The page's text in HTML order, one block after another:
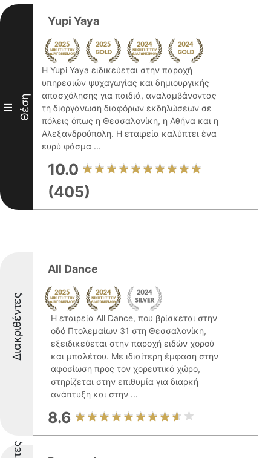
III Θέση
Yupi Yaya
Η Yupi Yaya ειδικεύεται στην παροχή
υπηρεσιών ψυχαγωγίας και δημιουργικής
απασχόλησης για παιδιά, αναλαμβάνοντας
τη διοργάνωση διαφόρων εκδηλώσεων σε
πόλεις όπως η Θεσσαλονίκη, η Αθήνα και η
Αλεξανδρούπολη. Η εταιρεία καλύπτει ένα
ευρύ φάσμα ...
10.0
(405)
Διακριθέντες
All Dance
Η εταιρεία All Dance, που βρίσκεται στην
οδό Πτολεμαίων 31 στη Θεσσαλονίκη,
εξειδικεύεται στην παροχή ειδών χορού
και μπαλέτου. Με ιδιαίτερη έμφαση στην
αφοσίωση προς τον χορευτικό χώρο,
στηρίζεται στην επιθυμία για διαρκή
ανάπτυξη και στην ...
8.6